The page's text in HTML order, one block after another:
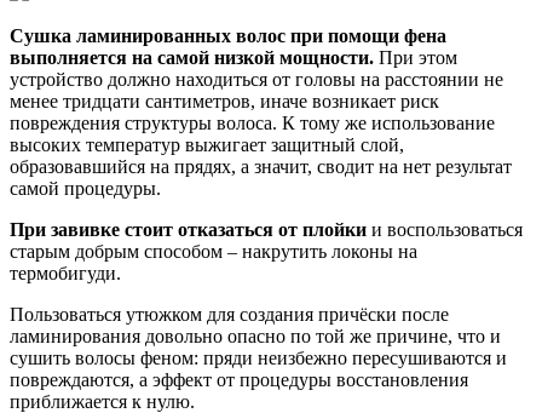
Сушка ламинированных волос при помощи фена
выполняется на самой низкой мощности. При этом
устройство должно находиться от головы на расстоянии не
менее тридцати сантиметров, иначе возникает риск
повреждения структуры волоса. К тому же использование
высоких температур выжигает защитный слой,
образовавшийся на прядях, а значит, сводит на нет результат
самой процедуры.
При завивке стоит отказаться от плойки и воспользоваться
старым добрым способом – накрутить локоны на
термобигуди.
Пользоваться утюжком для создания причёски после
ламинирования довольно опасно по той же причине, что и
сушить волосы феном: пряди неизбежно пересушиваются и
повреждаются, а эффект от процедуры восстановления
приближается к нулю.